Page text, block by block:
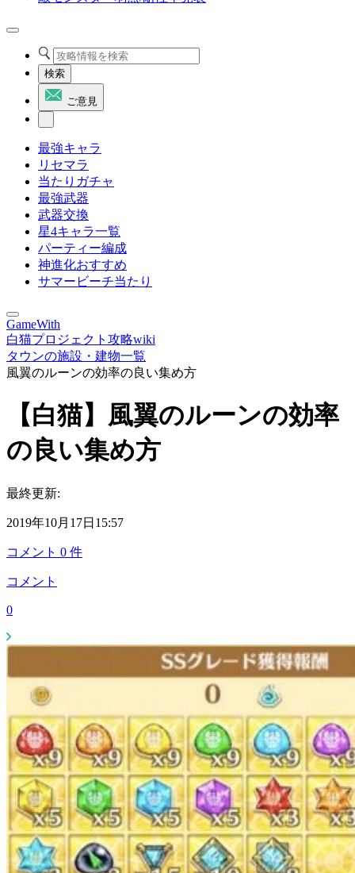
検索
ご意見
最強キャラ
リセマラ
当たりガチャ
最強武器
武器交換
星4キャラ一覧
パーティー編成
神進化おすすめ
サマービーチ当たり
GameWith
白猫プロジェクト攻略wiki
タウンの施設・建物一覧
風翼のルーンの効率の良い集め方
【白猫】風翼のルーンの効率
の良い集め方
最終更新:
2019年10月17日15:57
コメント 0 件
コメント
0